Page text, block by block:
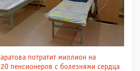
потратит миллион на
пенсионеров с болезнями сердца